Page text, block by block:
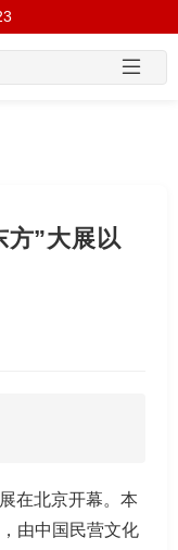
方”大展以
在北京开幕。本
由中国民营文化